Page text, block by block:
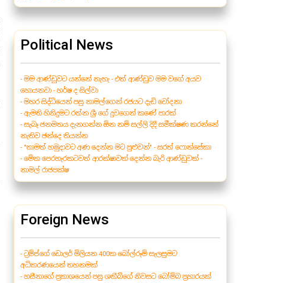
Political News
- මම ආණ්ඩුවට යන්නේ නැහැ - එත් ආණ්ඩුව මම වගේ අයව
හොයනවා - හර්ෂ ද සිල්වා
- මහර සිද්ධියෙන් පසු නාමල්ගෙන් රජයට දැඩි චෝදනා
- ඇමති හිනිදුමට රත්න ශ්‍රී ගේ දුවගෙන් කණේ පාරක්
- සැබෑ ජනමතය දැනගන්න ඕන නම් සල්ලි දිදී සමීක්ෂණ කරන්නේ
නැතිව ඡන්දෙ තියන්න
- "තාමත් හමුදාවට අණ දෙන්න මට පුළුවන්" - සරත් ෆොන්සේකා
- මේක පෙරහැරකටවත් ආරක්ෂාවක් දෙන්න බැරි ආණ්ඩුවක් -
නාමල් රාජපක්ෂ
Foreign News
- ට්‍රම්ප්ගේ ඩොලර් මිලියන 400ක බෝල්රූම් සැලසුමට
අධිකරණයෙන් තහනමක්
- හසීනාගේ ප්‍රකාශයෙන් පසු ශකීබ්ගේ නිවසට බෝම්බ ප්‍රහාරයක්